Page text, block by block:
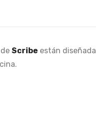
de Scribe están